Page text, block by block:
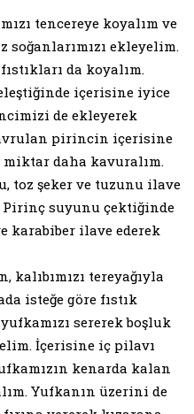
tencereye koyalım ve
soğanlarımızı ekleyelim.
da koyalım.
içerisine iyice
de ekleyerek
pirincin içerisine
daha kavuralım.
toz şeker ve tuzunu ilave
Pirinç suyunu çektiğinde
karabiber ilave ederek
tereyağıyla
isteğe göre fıstık
sererek boşluk
İçerisine iç pilavı
kenarda kalan
Yufkanın üzerini de